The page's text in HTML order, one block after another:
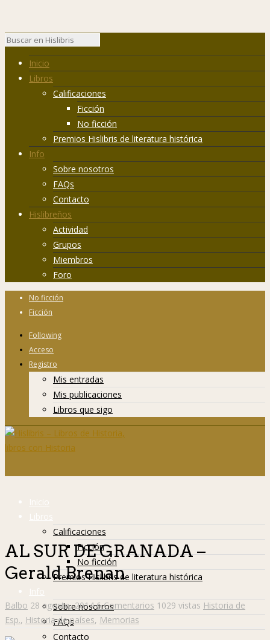
Inicio
Libros
Calificaciones
Ficción
No ficción
Premios Hislibris de literatura histórica
Info
Sobre nosotros
FAQs
Contacto
Hislibreños
Actividad
Grupos
Miembros
Foro
No ficción
Ficción
Following
Acceso
Registro
Mis entradas
Mis publicaciones
Libros que sigo
Inicio
Libros
Calificaciones
Ficción
No ficción
Premios Hislibris de literatura histórica
Info
Sobre nosotros
FAQs
Contacto
AL SUR DE GRANADA –
Gerald Brenan
Balbo 28 agosto, 2014 6 Comentarios 1029 vistas Historia de
Esp., Historia de países, Memorias